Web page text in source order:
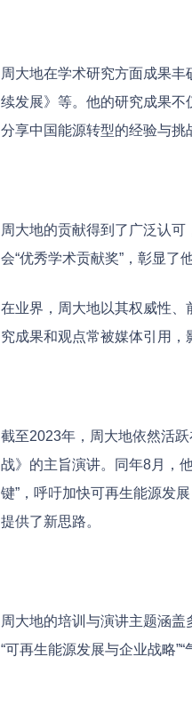
周大地在学术研究方面成果
续发展》等。他的研究成果不
分享中国能源转型的经验与挑
周大地的贡献得到了广泛认可
会“优秀学术贡献奖”，彰显了
在业界，周大地以其权威性
究成果和观点常被媒体引用，
截至2023年，周大地依然活
战》的主旨演讲。同年8月，
键”，呼吁加快可再生能源发
提供了新思路。
周大地的培训与演讲主题涵盖
“可再生能源发展与企业战略